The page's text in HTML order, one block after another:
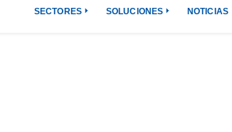
SECTORES SOLUCIONES NOTICIAS